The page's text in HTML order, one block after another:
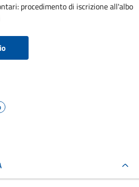
procedimento di iscrizione all'albo